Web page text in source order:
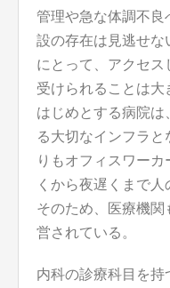
管理や急な体調不良
設の存在は見逃せな
にとって、アクセス
受けられることは大
はじめとする病院は
る大切なインフラと
りもオフィスワー
くから夜遅くまで人
そのため、医療機
営されている。
内科の診療科目を